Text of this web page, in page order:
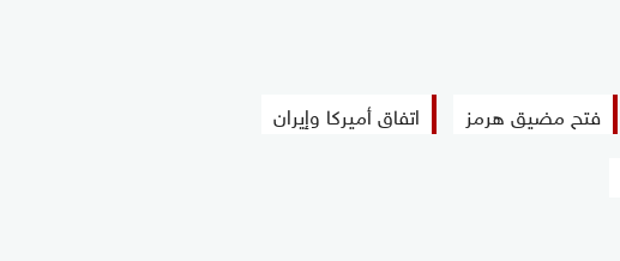
فتح مضيق هرمز
اتفاق أميركا وإيران